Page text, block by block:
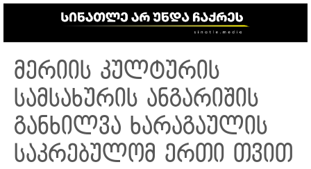
მერიის კულტურის
სამსახურის ანგარიშის
განხილვა ხარაგაულის
საკრებულომ ერთი თვით